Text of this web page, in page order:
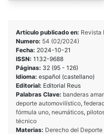
Artículo publicado en: Revista
Numero: 54 (02/2024)
Fecha: 2024-10-21
ISSN: 1132-9688
Páginas: 32 (95 - 126)
Idioma: español (castellano)
Editorial: Editorial Reus
Palabras Clave: banderas
deporte automovilístico,
fórmula uno, neumáticos,
técnico
Materias: Derecho del Deporte